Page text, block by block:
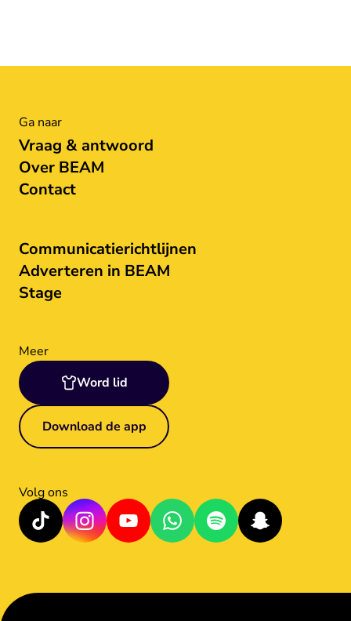
Ga naar
Vraag & antwoord
Over BEAM
Contact
Communicatierichtlijnen
Adverteren in BEAM
Stage
Meer
Word lid
Download de app
Volg ons